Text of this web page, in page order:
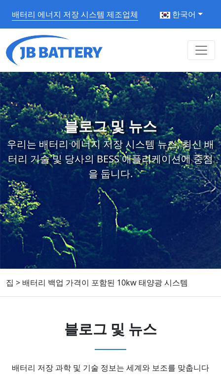
배터리 에너지 저장 시스템 제조업체 한국어
블로그 및 뉴스
우리는 배터리 에너지 저장 시스템 뉴스, 최신 배
터리 기술 및 당사의 BESS 애플리케이션에 중점
을 둡니다.
집 > 배터리 백업 가격이 포함된 10kw 태양광 시스템
블로그 및 뉴스
배터리 저장 과학 및 기술 정보는 세계와 보조를 맞춥니다